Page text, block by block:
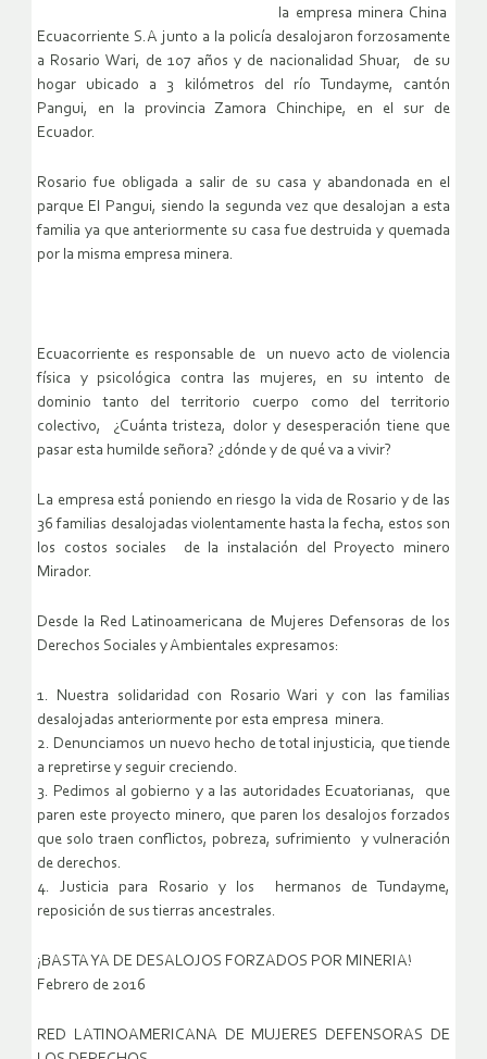
la empresa minera China
Ecuacorriente S.A junto a la policía desalojaron forzosamente
a Rosario Wari, de 107 años y de nacionalidad Shuar, de su
hogar ubicado a 3 kilómetros del río Tundayme, cantón
Pangui, en la provincia Zamora Chinchipe, en el sur de
Ecuador.
Rosario fue obligada a salir de su casa y abandonada en el
parque El Pangui, siendo la segunda vez que desalojan a esta
familia ya que anteriormente su casa fue destruida y quemada
por la misma empresa minera.
Ecuacorriente es responsable de un nuevo acto de violencia
física y psicológica contra las mujeres, en su intento de
dominio tanto del territorio cuerpo como del territorio
colectivo, ¿Cuánta tristeza, dolor y desesperación tiene que
pasar esta humilde señora? ¿dónde y de qué va a vivir?
La empresa está poniendo en riesgo la vida de Rosario y de las
36 familias desalojadas violentamente hasta la fecha, estos son
los costos sociales de la instalación del Proyecto minero
Mirador.
Desde la Red Latinoamericana de Mujeres Defensoras de los
Derechos Sociales y Ambientales expresamos:
1. Nuestra solidaridad con Rosario Wari y con las familias
desalojadas anteriormente por esta empresa minera.
2. Denunciamos un nuevo hecho de total injusticia, que tiende
a repretirse y seguir creciendo.
3. Pedimos al gobierno y a las autoridades Ecuatorianas, que
paren este proyecto minero, que paren los desalojos forzados
que solo traen conflictos, pobreza, sufrimiento y vulneración
de derechos.
4. Justicia para Rosario y los hermanos de Tundayme,
reposición de sus tierras ancestrales.
¡BASTA YA DE DESALOJOS FORZADOS POR MINERIA!
Febrero de 2016
RED LATINOAMERICANA DE MUJERES DEFENSORAS DE